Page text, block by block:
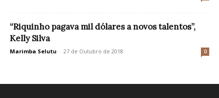
“Riquinho pagava mil dólares a novos talentos”,
Kelly Silva
Marimba Selutu - 27 de Outubro de 2018 0